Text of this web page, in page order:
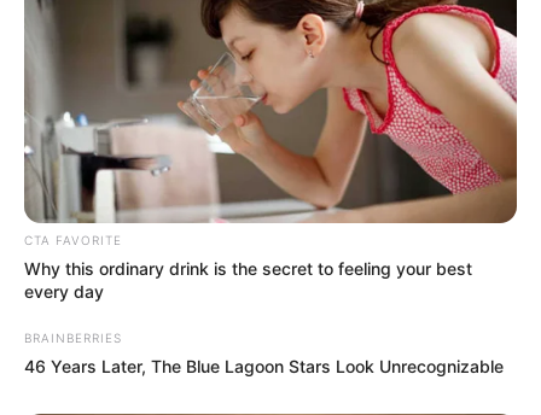
CTA FAVORITE
Why this ordinary drink is the secret to feeling your best
every day
BRAINBERRIES
46 Years Later, The Blue Lagoon Stars Look Unrecognizable